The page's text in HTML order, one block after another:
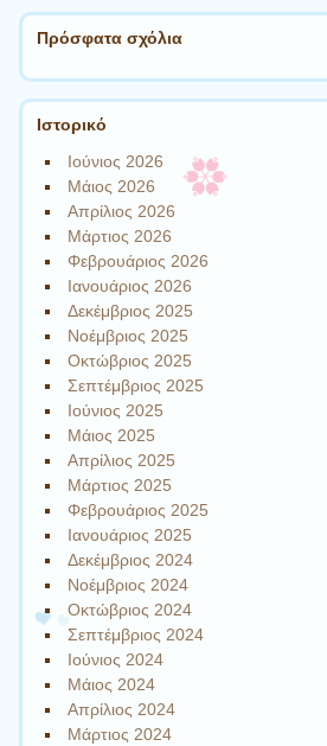
Πρόσφατα σχόλια
Ιστορικό
Ιούνιος 2026
Μάιος 2026
Απρίλιος 2026
Μάρτιος 2026
Φεβρουάριος 2026
Ιανουάριος 2026
Δεκέμβριος 2025
Νοέμβριος 2025
Οκτώβριος 2025
Σεπτέμβριος 2025
Ιούνιος 2025
Μάιος 2025
Απρίλιος 2025
Μάρτιος 2025
Φεβρουάριος 2025
Ιανουάριος 2025
Δεκέμβριος 2024
Νοέμβριος 2024
Οκτώβριος 2024
Σεπτέμβριος 2024
Ιούνιος 2024
Μάιος 2024
Απρίλιος 2024
Μάρτιος 2024